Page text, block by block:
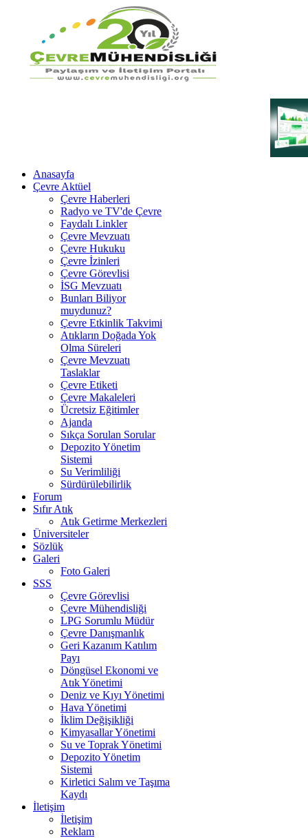
Anasayfa
Çevre Aktüel
Çevre Haberleri
Radyo ve TV'de Çevre
Faydalı Linkler
Çevre Mevzuatı
Çevre Hukuku
Çevre İzinleri
Çevre Görevlisi
İSG Mevzuatı
Bunları Biliyor
muydunuz?
Çevre Etkinlik Takvimi
Atıkların Doğada Yok
Olma Süreleri
Çevre Mevzuatı
Taslaklar
Çevre Etiketi
Çevre Makaleleri
Ücretsiz Eğitimler
Ajanda
Sıkça Sorulan Sorular
Depozito Yönetim
Sistemi
Su Verimliliği
Sürdürülebilirlik
Forum
Sıfır Atık
Atık Getirme Merkezleri
Üniversiteler
Sözlük
Galeri
Foto Galeri
SSS
Çevre Görevlisi
Çevre Mühendisliği
LPG Sorumlu Müdür
Çevre Danışmanlık
Geri Kazanım Katılım
Payı
Döngüsel Ekonomi ve
Atık Yönetimi
Deniz ve Kıyı Yönetimi
Hava Yönetimi
İklim Değişikliği
Kimyasallar Yönetimi
Su ve Toprak Yönetimi
Depozito Yönetim
Sistemi
Kirletici Salım ve Taşıma
Kaydı
İletişim
İletişim
Reklam